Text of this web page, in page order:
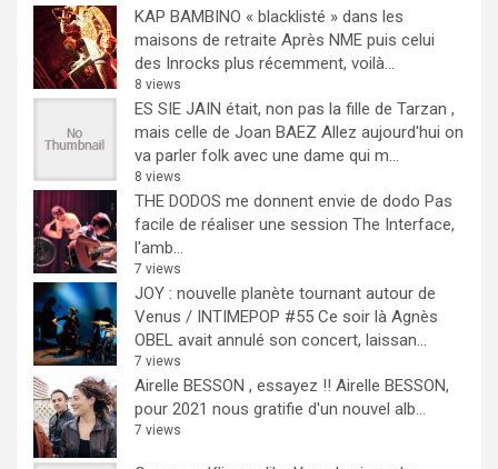
KAP BAMBINO « blacklisté » dans les
maisons de retraite Après NME puis celui
des Inrocks plus récemment, voilà...
8 views
ES SIE JAIN était, non pas la fille de Tarzan ,
mais celle de Joan BAEZ Allez aujourd'hui on
va parler folk avec une dame qui m...
8 views
THE DODOS me donnent envie de dodo Pas
facile de réaliser une session The Interface,
l'amb...
7 views
JOY : nouvelle planète tournant autour de
Venus / INTIMEPOP #55 Ce soir là Agnès
OBEL avait annulé son concert, laissan...
7 views
Airelle BESSON , essayez !! Airelle BESSON,
pour 2021 nous gratifie d'un nouvel alb...
7 views